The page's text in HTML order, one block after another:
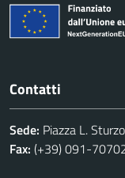
Contatti
Sede: Piazza L.
Fax: (+39) 091-